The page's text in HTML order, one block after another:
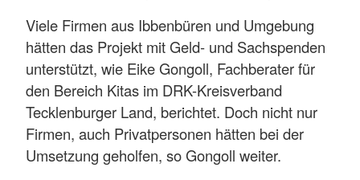
Viele Firmen aus Ibbenbüren und Umgebung
hätten das Projekt mit Geld- und Sachspenden
unterstützt, wie Eike Gongoll, Fachberater für
den Bereich Kitas im DRK-Kreisverband
Tecklenburger Land, berichtet. Doch nicht nur
Firmen, auch Privatpersonen hätten bei der
Umsetzung geholfen, so Gongoll weiter.